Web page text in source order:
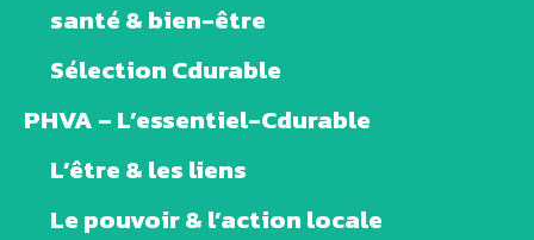
santé & bien-être
Sélection Cdurable
PHVA – L’essentiel-Cdurable
L’être & les liens
Le pouvoir & l’action locale